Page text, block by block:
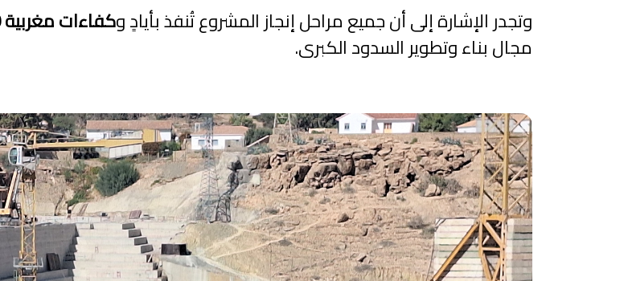
وتجدر الإشارة إلى أن جميع مراحل إنجاز المشروع تُنفذ بأيادٍ وكفاءات مغربية 100%
مجال بناء وتطوير السدود الكبرى.